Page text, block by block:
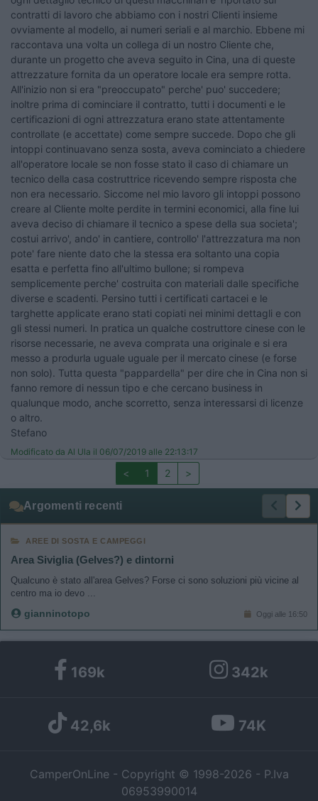
contratti di lavoro che abbiamo con i nostri Clienti insieme
ovviamente al modello, ai numeri seriali e al marchio. Ebbene mi
raccontava una volta un collega di un nostro Cliente che,
durante un progetto che aveva seguito in Cina, una di queste
attrezzature fornita da un operatore locale era sempre rotta.
All'inizio non si era "preoccupato" perche' puo' succedere;
inoltre prima di cominciare il contratto, tutti i documenti e le
certificazioni di ogni attrezzatura erano state attentamente
controllate (e accettate) come sempre succede. Dopo che gli
intoppi continuavano senza sosta, aveva cominciato a chiedere
all'operatore locale se non fosse stato il caso di chiamare un
tecnico della casa costruttrice ricevendo sempre risposta che
non era necessario. Siccome nel mio lavoro gli intoppi possono
creare al Cliente molte perdite in termini economici, alla fine lui
aveva deciso di chiamare il tecnico a spese della sua societa';
costui arrivo', ando' in cantiere, controllo' l'attrezzatura ma non
pote' fare niente dato che la stessa era soltanto una copia
esatta e perfetta fino all'ultimo bullone; si rompeva
semplicemente perche' costruita con materiali dalle specifiche
diverse e scadenti. Persino tutti i certificati cartacei e le
targhette applicate erano stati copiati nei minimi dettagli e con
gli stessi numeri. In pratica un qualche costruttore cinese con le
risorse necessarie, ne aveva comprata una originale e si era
messo a produrla uguale uguale per il mercato cinese (e forse
non solo). Tutta questa "pappardella" per dire che in Cina non si
fanno remore di nessun tipo e che cercano business in
qualunque modo, anche scorretto, senza interessarsi di licenze
o altro.
Stefano
Modificato da Al Ula il 06/07/2019 alle 22:13:17
< 1 2 >
Argomenti recenti
AREE DI SOSTA E CAMPEGGI
Area Siviglia (Gelves?) e dintorni
Qualcuno è stato all'area Gelves? Forse ci sono soluzioni più vicine al
centro ma io devo ...
gianninotopo Oggi alle 16:50
169k 342k
42,6k 74K
CamperOnLine - Copyright © 1998-2026 - P.Iva
06953990014